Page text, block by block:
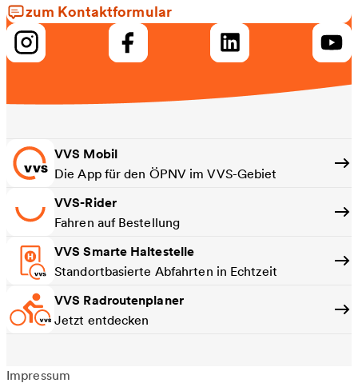
zum Kontaktformular
VVS Mobil
Die App für den ÖPNV im VVS-Gebiet
VVS-Rider
Fahren auf Bestellung
VVS Smarte Haltestelle
Standortbasierte Abfahrten in Echtzeit
VVS Radroutenplaner
Jetzt entdecken
Impressum